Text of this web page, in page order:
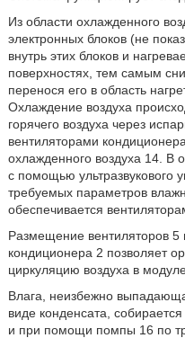
Из области охлажденного
электронных блоков (не
внутрь этих блоков и
поверхностях, тем самым
перенося его в область
Охлаждение воздуха
горячего воздуха через
вентиляторами
охлажденного воздуха 14. В
с помощью ультразвукового
требуемых параметров
обеспечивается
Размещение вентиляторов
кондиционера 2 позволяет
циркуляцию воздуха в
Влага, неизбежно
виде конденсата,
и при помощи помпы 16 по